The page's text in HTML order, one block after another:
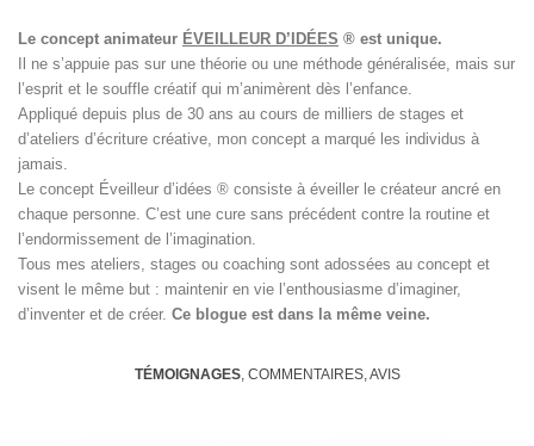
Le concept animateur ÉVEILLEUR D’IDÉES ® est unique.
Il ne s’appuie pas sur une théorie ou une méthode généralisée, mais sur
l’esprit et le souffle créatif qui m’animèrent dès l’enfance.
Appliqué depuis plus de 30 ans au cours de milliers de stages et
d’ateliers d’écriture créative, mon concept a marqué les individus à
jamais.
Le concept Éveilleur d’idées ® consiste à éveiller le créateur ancré en
chaque personne. C’est une cure sans précédent contre la routine et
l’endormissement de l’imagination.
Tous mes ateliers, stages ou coaching sont adossées au concept et
visent le même but : maintenir en vie l’enthousiasme d’imaginer,
d’inventer et de créer. Ce blogue est dans la même veine.
TÉMOIGNAGES, COMMENTAIRES, AVIS